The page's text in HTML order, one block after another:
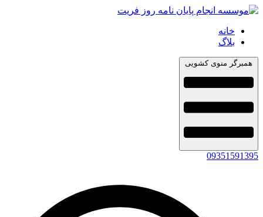
خانه
بلاگ
همبرگر منوی کشویی
09351591395